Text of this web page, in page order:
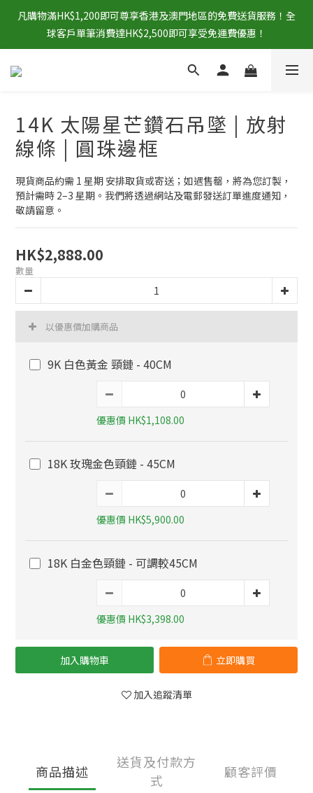
凡購物滿HK$1,200即可尊享香港及澳門地區的免費送貨服務！全
球客戶單筆消費達HK$2,500即可享受免運費優惠！
14K 太陽星芒鑽石吊墜 | 放射
線條 | 圓珠邊框
現貨商品約需 1 星期 安排取貨或寄送；如遇售罄，將為您訂製，
預計需時 2–3 星期。我們將透過網站及電郵發送訂單進度通知，
敬請留意。
HK$2,888.00
數量
以優惠價加購商品
9K 白色黃金 頸鏈 - 40CM
優惠價 HK$1,108.00
18K 玫瑰金色頸鏈 - 45CM
優惠價 HK$5,900.00
18K 白金色頸鏈 - 可調較45CM
優惠價 HK$3,398.00
加入購物車 立即購買
加入追蹤清單
商品描述
送貨及付款方
式
顧客評價